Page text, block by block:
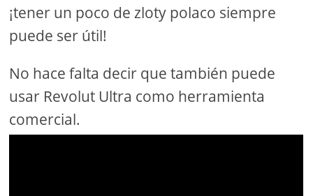
¡tener un poco de zloty polaco siempre
puede ser útil!
No hace falta decir que también puede
usar Revolut Ultra como herramienta
comercial.